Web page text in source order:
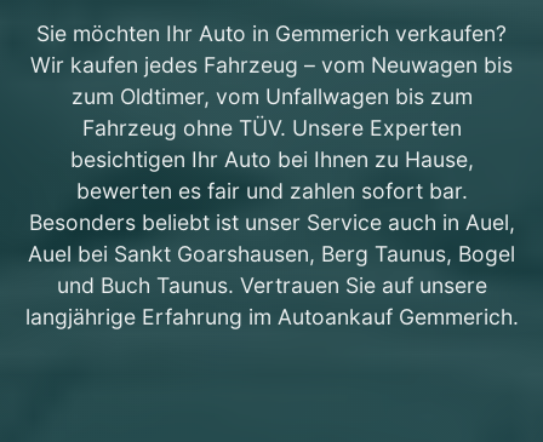
Sie möchten Ihr Auto in Gemmerich verkaufen?
Wir kaufen jedes Fahrzeug – vom Neuwagen bis
zum Oldtimer, vom Unfallwagen bis zum
Fahrzeug ohne TÜV. Unsere Experten
besichtigen Ihr Auto bei Ihnen zu Hause,
bewerten es fair und zahlen sofort bar.
Besonders beliebt ist unser Service auch in Auel,
Auel bei Sankt Goarshausen, Berg Taunus, Bogel
und Buch Taunus. Vertrauen Sie auf unsere
langjährige Erfahrung im Autoankauf Gemmerich.